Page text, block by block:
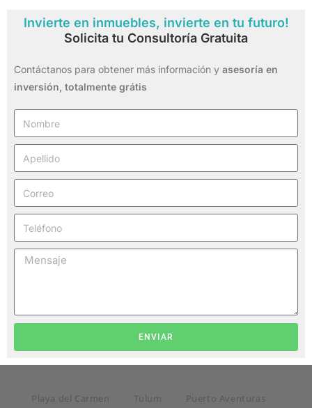
Invierte en inmuebles, invierte en tu futuro!
Solicita tu Consultoría Gratuita
Contáctanos para obtener más información y asesoría en
inversión, totalmente grátis
ENVIAR
Playa del Carmen Tulum
Puerto Aventuras